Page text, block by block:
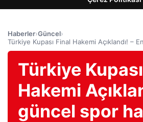
Haberler›Güncel›
Türkiye Kupası Final Hakemi Açıklandı! –
Türkiye
Hakemi
güncel spor